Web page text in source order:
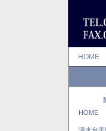
HOME
HOME